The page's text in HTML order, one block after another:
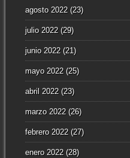
agosto 2022(23)
julio 2022(29)
junio 2022(21)
mayo 2022(25)
abril 2022(23)
marzo 2022(26)
febrero 2022(27)
enero 2022(28)